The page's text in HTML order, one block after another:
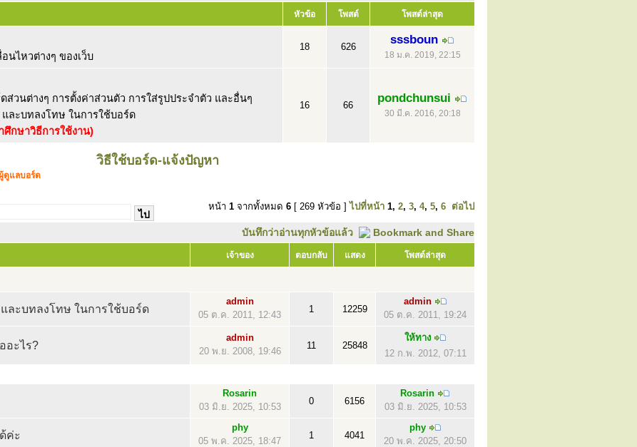
หัวข้อ โพสต์ โพสต์ล่าสุด
นไหวต่างๆ ของเว็บ
18 626
sssboun
18 ม.ค. 2019, 22:15
ส่วนต่างๆ การตั้งค่าส่วนตัว การใส่รูปประจำตัว และอื่นๆ
ละบทลงโทษ ในการใช้บอร์ด
กษาวิธีการใช้งาน)
16 66
pondchunsui
30 มี.ค. 2016, 20:18
วิธีใช้บอร์ด-แจ้งปัญหา
ดูแลบอร์ด
หน้า 1 จากทั้งหมด 6 [ 269 หัวข้อ ]ไปที่หน้า 1, 2, 3, 4, 5, 6 ต่อไป
บันทึกว่าอ่านทุกหัวข้อแล้ว
เจ้าของ ตอบกลับ แสดง โพสต์ล่าสุด
ละบทลงโทษ ในการใช้บอร์ด
admin
05 ต.ค. 2011, 12:43
1 12259
admin
05 ต.ค. 2011, 19:24
อะไร?
admin
20 พ.ย. 2008, 19:46
11 25848
ให้ทาง
12 ก.พ. 2012, 07:11
Rosarin
03 มิ.ย. 2025, 10:53
0 6156
Rosarin
03 มิ.ย. 2025, 10:53
ค่ะ
phy
05 พ.ค. 2025, 18:47
1 4041
phy
20 พ.ค. 2025, 20:50